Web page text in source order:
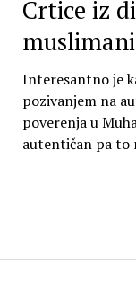
Crtice iz
Interesantno je
pozivanjem na
poverenja u
autentičan pa to